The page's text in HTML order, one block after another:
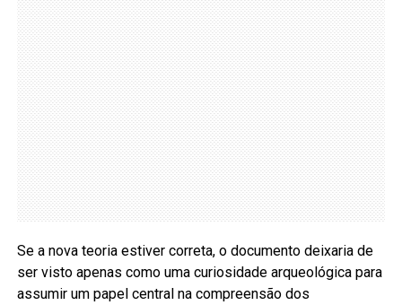
Se a nova teoria estiver correta, o documento deixaria de
ser visto apenas como uma curiosidade arqueológica para
assumir um papel central na compreensão dos